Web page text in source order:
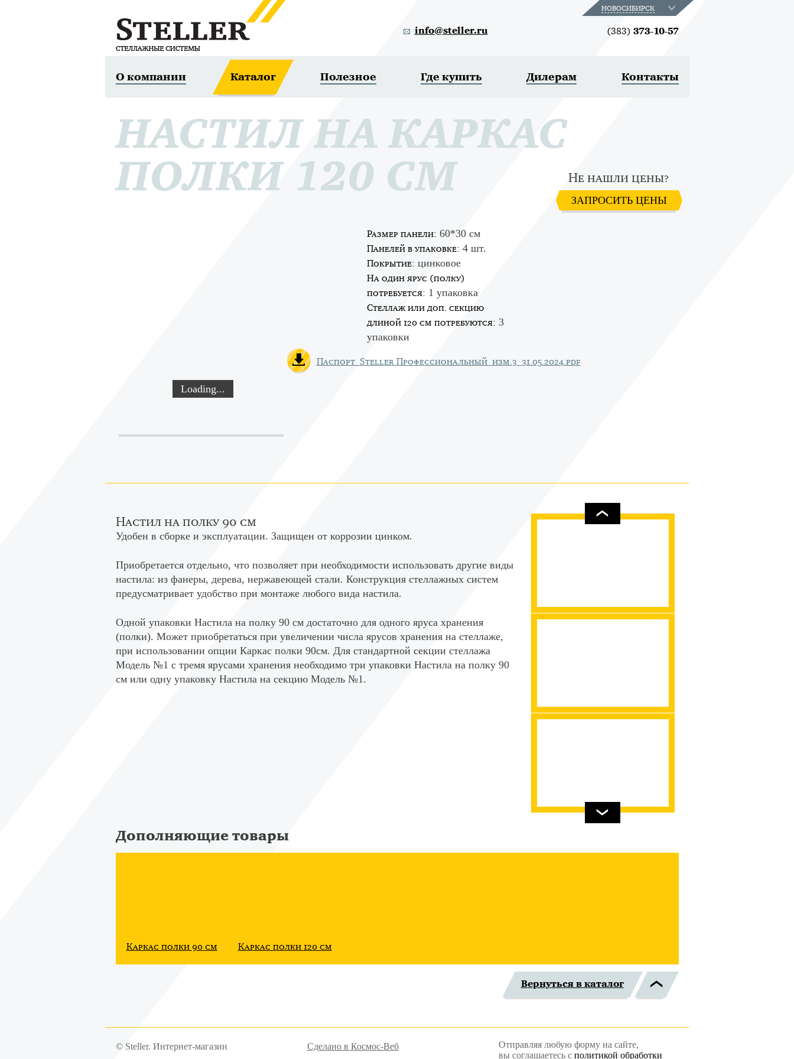
НОВОСИБИРСК
info@steller.ru (383) 373-10-57
О компании Каталог Полезное Где купить Дилерам Контакты
НАСТИЛ НА КАРКАС
ПОЛКИ 120 СМ
Loading...
Loading...
Размер панели: 60*30 см
Панелей в упаковке: 4 шт.
Покрытие: цинковое
На один ярус (полку)
потребуется: 1 упаковка
Стеллаж или доп. секцию
длиной 120 см потребуются: 3
упаковки
Паспорт_Steller Профессиональный_изм.3_31.05.2024.pdf
Не нашли цены?
ЗАПРОСИТЬ ЦЕНЫ
Настил на полку 90 см
Удобен в сборке и эксплуатации. Защищен от коррозии цинком.
Приобретается отдельно, что позволяет при необходимости использовать другие виды
настила: из фанеры, дерева, нержавеющей стали. Конструкция стеллажных систем
предусматривает удобство при монтаже любого вида настила.
Одной упаковки Настила на полку 90 см достаточно для одного яруса хранения
(полки). Может приобретаться при увеличении числа ярусов хранения на стеллаже,
при использовании опции Каркас полки 90см. Для стандартной секции стеллажа
Модель №1 с тремя ярусами хранения необходимо три упаковки Настила на полку 90
см или одну упаковку Настила на секцию Модель №1.
Дополняющие товары
Каркас полки 90 см Каркас полки 120 см
Вернуться в каталог
© Steller. Интернет-магазин Сделано в Космос-Веб
Отправляя любую форму на сайте,
вы соглашаетесь с политикой обработки